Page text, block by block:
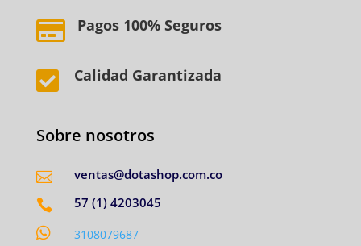
 Pagos 100% Seguros
 Calidad Garantizada
Sobre nosotros

ventas@dotashop.com.co

57 (1) 4203045
 3108079687